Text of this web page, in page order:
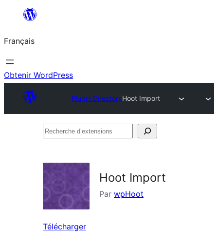
contenu
Français
Obtenir WordPress
Plugin DirectoryHoot Import
Recherche
Hoot Import
Par wpHoot
Télécharger